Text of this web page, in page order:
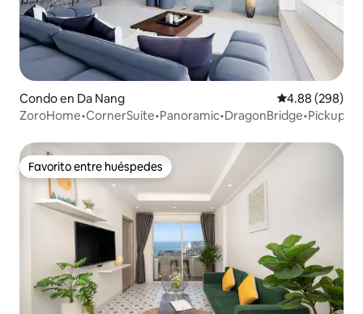
Condo en Da Nang Calificación
4.88 (298)
ZoroHome•CornerSuite•Panoramic•DragonBridge•Pickup
Favorito entre huéspedes
Favorito entre huéspedes